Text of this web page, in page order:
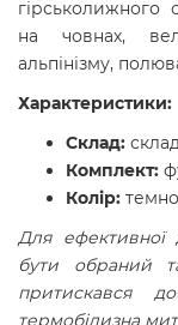
гірськолижного
на човнах,
альпінізму,
Характеристики:
Склад:
Комплект:
Колір:
Для ефективної
бути обраний
притискався